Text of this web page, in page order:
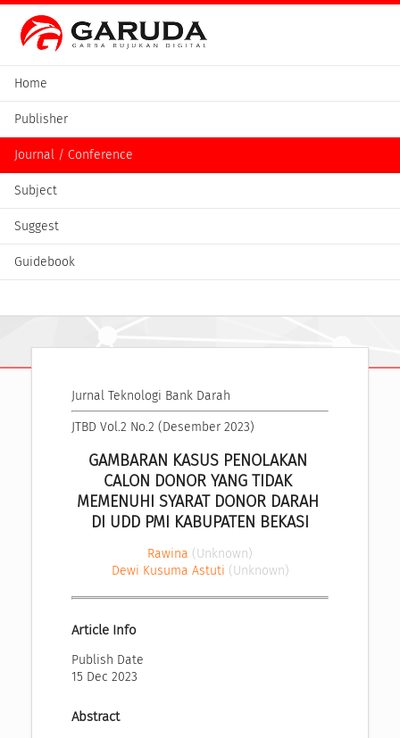
Home
Publisher
Journal / Conference
Subject
Suggest
Guidebook
Jurnal Teknologi Bank Darah
JTBD Vol.2 No.2 (Desember 2023)
GAMBARAN KASUS PENOLAKAN
CALON DONOR YANG TIDAK
MEMENUHI SYARAT DONOR DARAH
DI UDD PMI KABUPATEN BEKASI
Rawina (Unknown)
Dewi Kusuma Astuti (Unknown)
Article Info
Publish Date
15 Dec 2023
Abstract